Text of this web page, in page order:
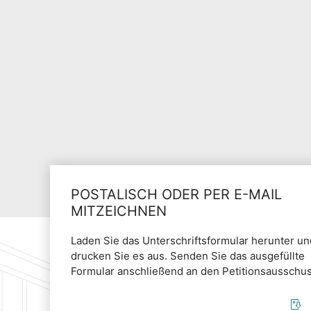
POSTALISCH ODER PER E-MAIL
MITZEICHNEN
Laden Sie das Unterschriftsformular herunter
drucken Sie es aus. Senden Sie das ausgefüllte
Formular anschließend an den